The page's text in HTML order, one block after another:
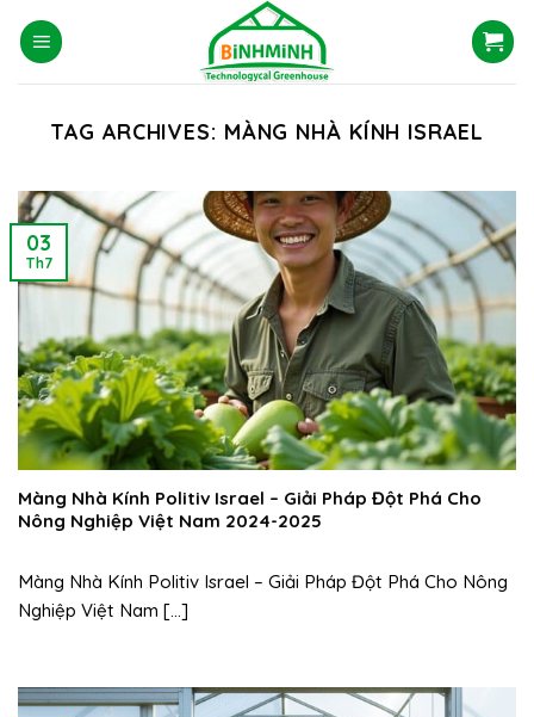
Skip
content
TAG ARCHIVES: MÀNG NHÀ KÍNH ISRAEL
Màng Nhà Kính Politiv Israel – Giải Pháp Đột Phá Cho
Nông Nghiệp Việt Nam 2024-2025
Màng Nhà Kính Politiv Israel – Giải Pháp Đột Phá Cho Nông
Nghiệp Việt Nam [...]
03
Th7